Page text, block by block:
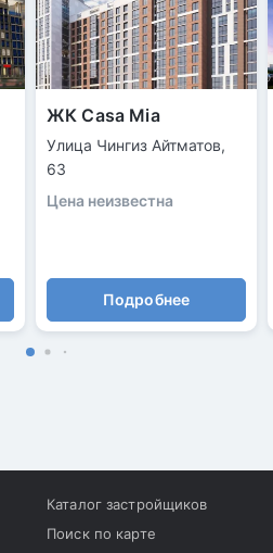
ЖК Casa Mia
Улица Чингиз Айтматов,
63
Цена неизвестна
Подробнее
Каталог застройщиков
Поиск по карте